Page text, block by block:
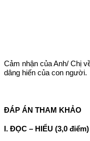
Cảm nhận của Anh/ Chị
dâng hiến của con người.
ĐÁP ÁN THAM KHẢO
I. ĐỌC – HIỂU (3,0 điểm)